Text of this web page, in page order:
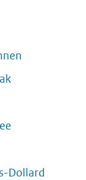
Dollard